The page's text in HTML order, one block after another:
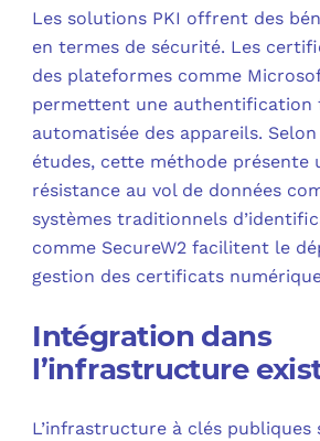
Les solutions PKI offrent des
en termes de sécurité. Les
des plateformes comme
permettent une authentification
automatisée des appareils.
études, cette méthode présente
résistance au vol de données
systèmes traditionnels
comme SecureW2 facilitent le
gestion des certificats
Intégration dans
l’infrastructure
L’infrastructure à clés publiques